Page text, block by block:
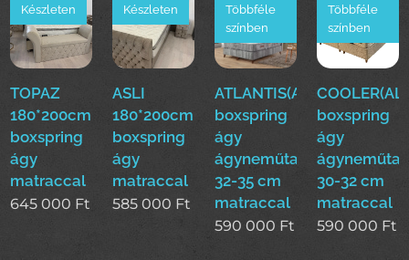
TOPAZ
180*200cm
boxspring
ágy
matraccal
Készleten
645 000 Ft
ASLI
180*200cm
boxspring
ágy
matraccal
Készleten
585 000 Ft
ATLANTIS(ALS)160*200cm
boxspring
ágy
ágyneműtartóval
32-35 cm
matraccal
Többféle
színben
590 000 Ft
boxspring
ágy
30-32 cm
matraccal
Többféle
színben
590 000 Ft